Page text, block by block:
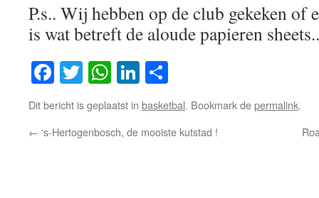
P.s.. Wij hebben op de club gekeken of
is wat betreft de aloude papieren
Facebook
TwitterWhatsApp
LinkedIn
Dit bericht is geplaatst in basketbal. Bookmark depermalink.
← ‘s-Hertogenbosch, de mooiste kutstad !